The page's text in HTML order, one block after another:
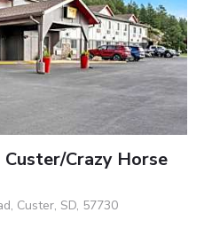
Crazy Horse
Custer, SD, 57730